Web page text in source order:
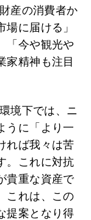
産の消費者か
に届ける」
「今や観光や
家精神も注目
境下では、ニ
うに「より一
れば我々は苦
。これに対抗
貴重な資産で
これは、この
提案となり得